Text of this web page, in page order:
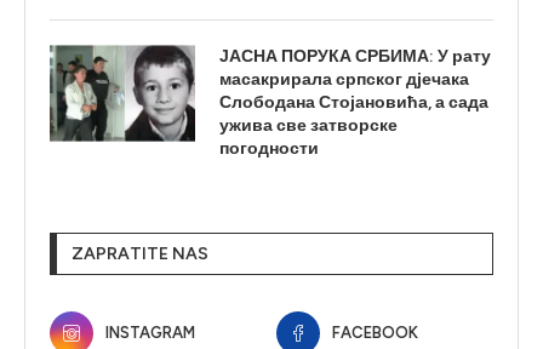
ЈАСНА ПОРУКА СРБИМА: У рату
масакрирала српског дјечака
Слободана Стојановића, а сада
ужива све затворске
погодности
ZAPRATITE NAS
INSTAGRAM FACEBOOK